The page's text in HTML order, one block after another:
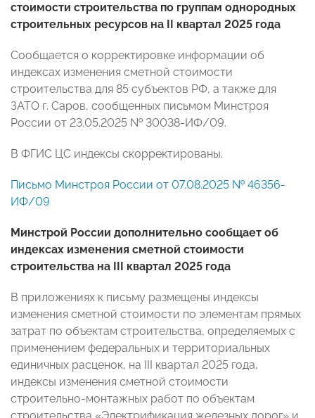
стоимости строительства по группам однородных
строительных ресурсов на II квартал 2025 года
Сообщается о корректировке информации об
индексах изменения сметной стоимости
строительства для 85 субъектов РФ, а также для
ЗАТО г. Саров, сообщенных письмом Минстроя
России от 23.05.2025 № 30038-ИФ/09.
В ФГИС ЦС индексы скорректированы.
Письмо Минстроя России от 07.08.2025 № 46356-
ИФ/09
Минстрой России дополнительно сообщает об
индексах изменения сметной стоимости
строительства на III квартал 2025 года
В приложениях к письму размещены индексы
изменения сметной стоимости по элементам прямых
затрат по объектам строительства, определяемых с
применением федеральных и территориальных
единичных расценок, на III квартал 2025 года,
индексы изменения сметной стоимости
строительно-монтажных работ по объектам